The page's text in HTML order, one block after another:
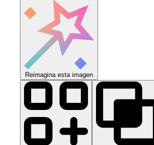
Reimagina esta imagen